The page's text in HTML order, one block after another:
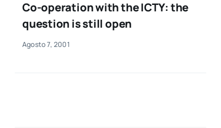
per:
Newsletter
Co-operation with the ICTY: the
question is still open
Agosto 7, 2001